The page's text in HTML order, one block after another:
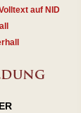
auf NID